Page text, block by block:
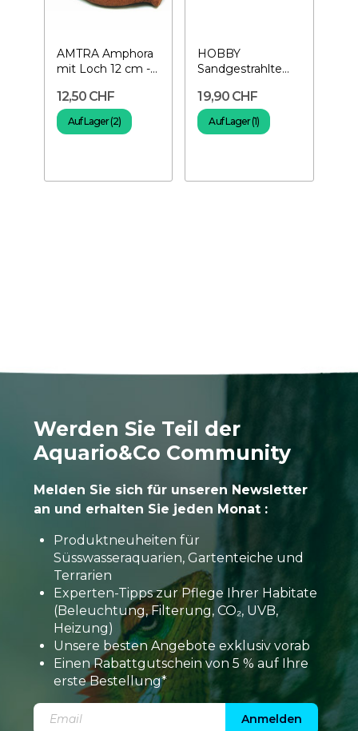
AMTRA Amphora
mit Loch 12 cm -
Aquarium
12,50 CHF
Auf Lager (2)
HOBBY
Sandgestrahlte
Aquariumdekoration
19,90 CHF
Auf Lager (1)
Werden Sie Teil der
Aquario&Co Community
Melden Sie sich für unseren Newsletter
an und erhalten Sie jeden Monat :
Produktneuheiten für
Süsswasseraquarien, Gartenteiche und
Terrarien
Experten-Tipps zur Pflege Ihrer Habitate
(Beleuchtung, Filterung, CO₂, UVB,
Heizung)
Unsere besten Angebote exklusiv vorab
Einen Rabattgutschein von 5 % auf Ihre
erste Bestellung*
Anmelden